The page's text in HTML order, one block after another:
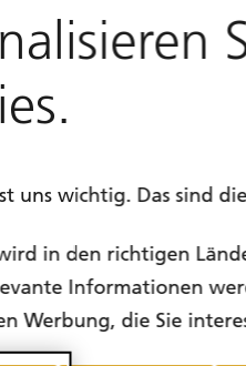
uns wichtig. Das sind
in den richtigen
Informationen
Werbung, die Sie